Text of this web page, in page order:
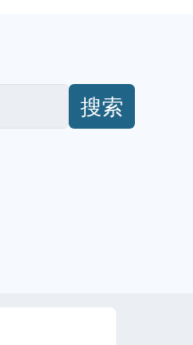
搜索